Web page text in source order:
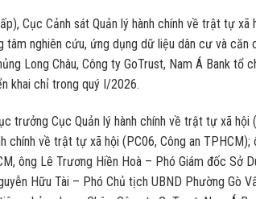
Cục Cảnh sát Quản lý hành chính về trật tự xã
tâm nghiên cứu, ứng dụng dữ liệu dân cư và căn
Long Châu, Công ty GoTrust, Nam Á Bank tổ
khai chỉ trong quý I/2026.
trưởng Cục Quản lý hành chính về trật tự xã hội
chính về trật tự xã hội (PC06, Công an TPHCM);
ông Lê Trương Hiền Hoà – Phó Giám đốc Sở
Hữu Tài – Phó Chủ tịch UBND Phường Gò